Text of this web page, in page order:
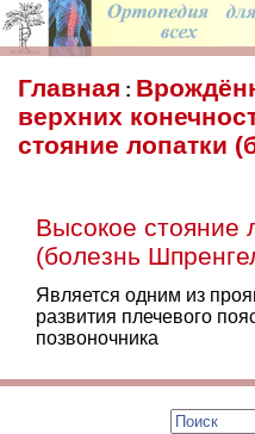
Главная :
верхних
стояние лопатки
Высокое стояние
(болезнь
Является одним из
развития плечевого
позвоночника